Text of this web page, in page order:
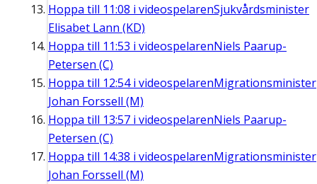
Hoppa till 11:08 i videospelarenSjukvårdsminister
Elisabet Lann (KD)
Hoppa till 11:53 i videospelarenNiels Paarup-
Petersen (C)
Hoppa till 12:54i videospelarenMigrationsminister
Johan Forssell (M)
Hoppa till 13:57 i videospelarenNiels Paarup-
Petersen (C)
Hoppa till 14:38 i videospelarenMigrationsminister
Johan Forssell (M)